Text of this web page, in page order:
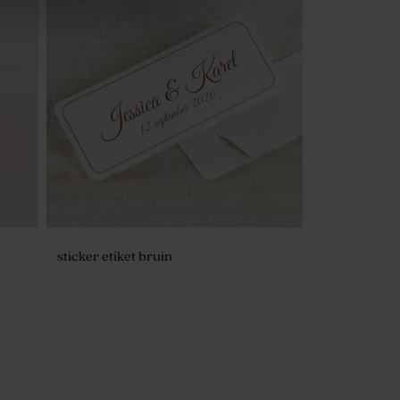
Botao Branco | Droogbloemen
sticker etiket bruin